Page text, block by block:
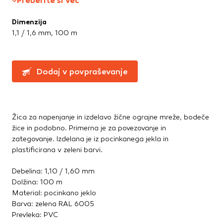
Dimenzija
1,1 / 1,6 mm, 100 m
Dodaj v povpraševanje
Žica za napenjanje in izdelavo žične ograjne mreže, bodeče
žice in podobno. Primerna je za povezovanje in
zategovanje. Izdelana je iz pocinkanega jekla in
plastificirana v zeleni barvi.
Debelina: 1,10 / 1,60 mm
Dolžina: 100 m
Material: pocinkano jeklo
Barva: zelena RAL 6005
Prevleka: PVC
Te piškotke nastavijo naši oglaševalski partnerji.
izdelavo profila vaših interesov, ki ga nato uporabijo za
prikazovanje ustreznih oglasov na drugih spletnih mestih.
ne boste deležni našega ciljnega spletnega oglaševanja.
DOVOLI VSE